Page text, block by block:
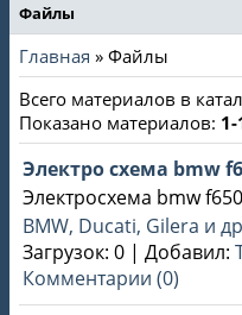
Файлы
Главная » Файлы
Всего материалов в
Показано материалов: 1-
Электро схема bmw
Электросхема bmw
BMW, Ducati, Gilera и
Загрузок: 0 | Добавил:
Комментарии (0)